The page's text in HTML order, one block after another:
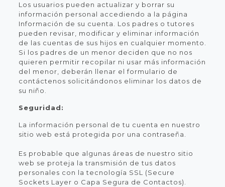
Los usuarios pueden actualizar y borrar su
información personal accediendo a la página
Información de su cuenta. Los padres o tutores
pueden revisar, modificar y eliminar información
de las cuentas de sus hijos en cualquier momento.
Si los padres de un menor deciden que no nos
quieren permitir recopilar ni usar más información
del menor, deberán llenar el formulario de
contáctenos solicitándonos eliminar los datos de
su niño.
Seguridad:
La información personal de tu cuenta en nuestro
sitio web está protegida por una contraseña.
Es probable que algunas áreas de nuestro sitio
web se proteja la transmisión de tus datos
personales con la tecnología SSL (Secure
Sockets Layer o Capa Segura de Contactos).